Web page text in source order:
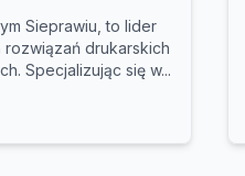
Sieprawiu, to lider
drukarskich
Specjalizując się w...